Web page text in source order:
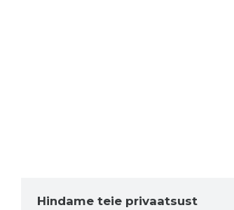
Hindame teie privaatsust